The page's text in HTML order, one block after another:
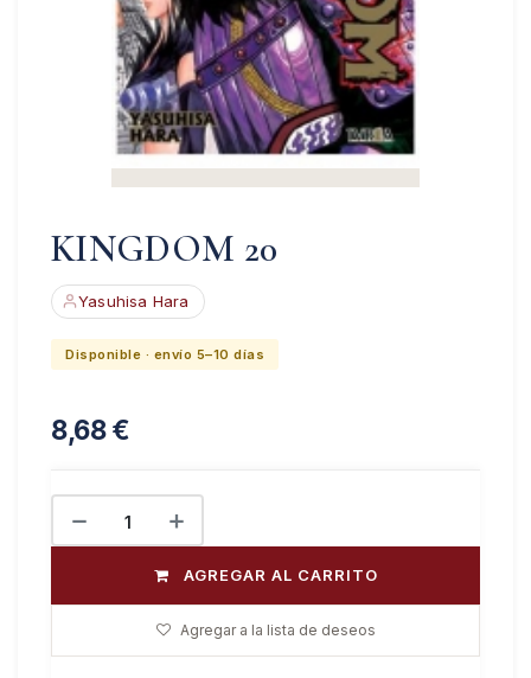
KINGDOM 20
Yasuhisa Hara
Disponible · envío 5–10 días
8,68€
AGREGAR AL CARRITO
Agregar a la lista de deseos